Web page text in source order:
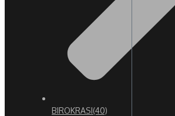
BIROKRASI(40)